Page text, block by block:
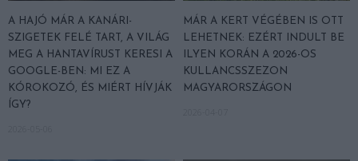
A HAJÓ MÁR A KANÁRI-
SZIGETEK FELÉ TART, A VILÁG
MEG A HANTAVÍRUST KERESI A
GOOGLE-BEN: MI EZ A
KÓROKOZÓ, ÉS MIÉRT HÍVJÁK
ÍGY?
MÁR A KERT VÉGÉBEN IS OTT
LEHETNEK: EZÉRT INDULT BE
ILYEN KORÁN A 2026-OS
KULLANCSSZEZON
MAGYARORSZÁGON